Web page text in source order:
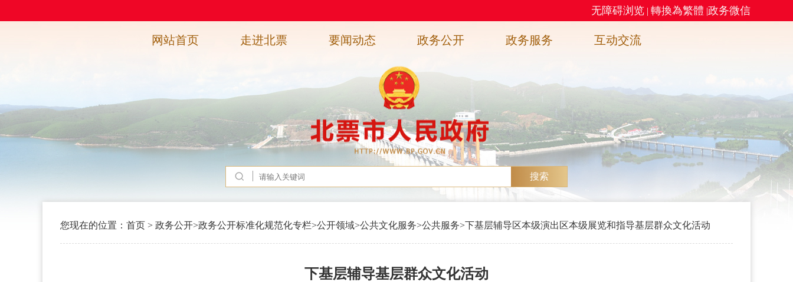
无障碍浏览 | 轉換為繁體 |政务微信
网站首页 走进北票 要闻动态 政务公开 政务服务 互动交流
搜索
您现在的位置： 首页 > 政务公开>政务公开标准化规范化专栏>公开领域>公共文化服务>公共服务>下基层辅导区本级演出区本级展览和指导基层群众文化活动
下基层辅导基层群众文化活动